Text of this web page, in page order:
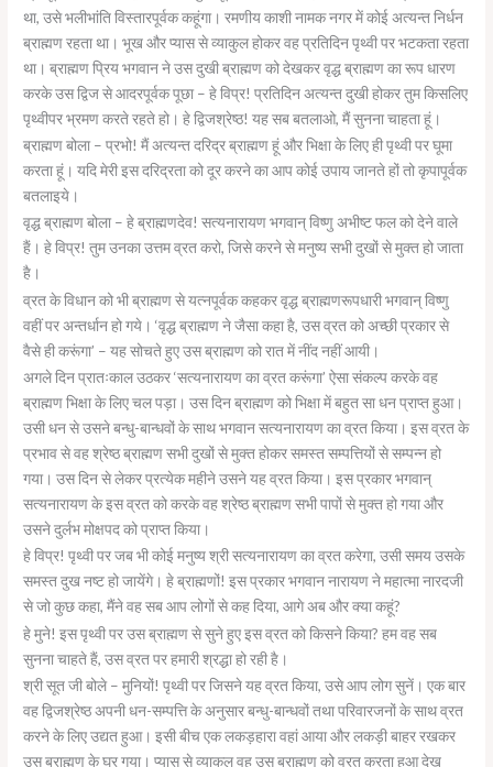
था, उसे भलीभांति विस्तारपूर्वक कहूंगा। रमणीय काशी नामक नगर में कोई अत्यन्त निर्धन
ब्राह्मण रहता था। भूख और प्यास से व्याकुल होकर वह प्रतिदिन पृथ्वी पर भटकता रहता
था। ब्राह्मण प्रिय भगवान ने उस दुखी ब्राह्मण को देखकर वृद्ध ब्राह्मण का रूप धारण
करके उस द्विज से आदरपूर्वक पूछा – हे विप्र! प्रतिदिन अत्यन्त दुखी होकर तुम किसलिए
पृथ्वीपर भ्रमण करते रहते हो। हे द्विजश्रेष्ठ! यह सब बतलाओ, मैं सुनना चाहता हूं।
ब्राह्मण बोला – प्रभो! मैं अत्यन्त दरिद्र ब्राह्मण हूं और भिक्षा के लिए ही पृथ्वी पर घूमा
करता हूं। यदि मेरी इस दरिद्रता को दूर करने का आप कोई उपाय जानते हों तो कृपापूर्वक
बतलाइये।
वृद्ध ब्राह्मण बोला – हे ब्राह्मणदेव! सत्यनारायण भगवान् विष्णु अभीष्ट फल को देने वाले
हैं। हे विप्र! तुम उनका उत्तम व्रत करो, जिसे करने से मनुष्य सभी दुखों से मुक्त हो जाता
है।
व्रत के विधान को भी ब्राह्मण से यत्नपूर्वक कहकर वृद्ध ब्राह्मणरूपधारी भगवान् विष्णु
वहीं पर अन्तर्धान हो गये। ‘वृद्ध ब्राह्मण ने जैसा कहा है, उस व्रत को अच्छी प्रकार से
वैसे ही करूंगा’ – यह सोचते हुए उस ब्राह्मण को रात में नींद नहीं आयी।
अगले दिन प्रातःकाल उठकर ‘सत्यनारायण का व्रत करूंगा’ ऐसा संकल्प करके वह
ब्राह्मण भिक्षा के लिए चल पड़ा। उस दिन ब्राह्मण को भिक्षा में बहुत सा धन प्राप्त हुआ।
उसी धन से उसने बन्धु-बान्धवों के साथ भगवान सत्यनारायण का व्रत किया। इस व्रत के
प्रभाव से वह श्रेष्ठ ब्राह्मण सभी दुखों से मुक्त होकर समस्त सम्पत्तियों से सम्पन्न हो
गया। उस दिन से लेकर प्रत्येक महीने उसने यह व्रत किया। इस प्रकार भगवान्
सत्यनारायण के इस व्रत को करके वह श्रेष्ठ ब्राह्मण सभी पापों से मुक्त हो गया और
उसने दुर्लभ मोक्षपद को प्राप्त किया।
हे विप्र! पृथ्वी पर जब भी कोई मनुष्य श्री सत्यनारायण का व्रत करेगा, उसी समय उसके
समस्त दुख नष्ट हो जायेंगे। हे ब्राह्मणों! इस प्रकार भगवान नारायण ने महात्मा नारदजी
से जो कुछ कहा, मैंने वह सब आप लोगों से कह दिया, आगे अब और क्या कहूं?
हे मुने! इस पृथ्वी पर उस ब्राह्मण से सुने हुए इस व्रत को किसने किया? हम वह सब
सुनना चाहते हैं, उस व्रत पर हमारी श्रद्धा हो रही है।
श्री सूत जी बोले – मुनियों! पृथ्वी पर जिसने यह व्रत किया, उसे आप लोग सुनें। एक बार
वह द्विजश्रेष्ठ अपनी धन-सम्पत्ति के अनुसार बन्धु-बान्धवों तथा परिवारजनों के साथ व्रत
करने के लिए उद्यत हुआ। इसी बीच एक लकड़हारा वहां आया और लकड़ी बाहर रखकर
उस ब्राह्मण के घर गया। प्यास से व्याकुल वह उस ब्राह्मण को व्रत करता हुआ देख